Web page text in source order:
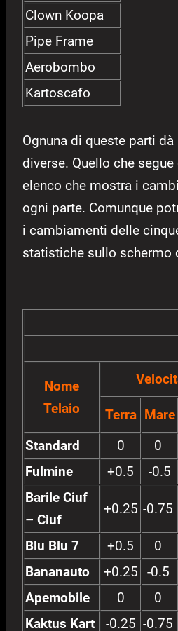
Clown Koopa
Pipe Frame
Aerobombo
Kartoscafo
Ognuna di queste parti
diverse. Quello che
elenco che mostra i
ogni parte. Comunque
i cambiamenti delle
statistiche sullo schermo
Nome
Telaio
Terra Mare
Standard
0 0
Fulmine
+0.5 -0.5
Barile Ciuf
– Ciuf
+0.25 -0.75
Blu Blu 7 +0.5 0
Bananauto
+0.25 -0.5
Apemobile
0 0
Kaktus Kart
-0.25 -0.75